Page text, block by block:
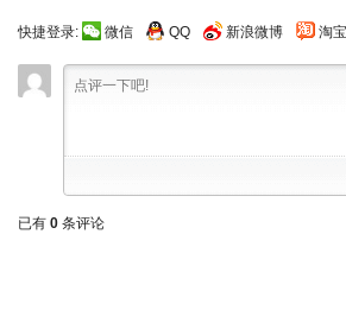
快捷登录: 微信 QQ 新浪微博 淘
已有 0 条评论